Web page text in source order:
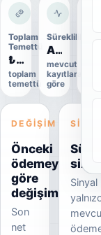
Toplam
Temettü
₺106,2 Mn
toplam
temettü
Süreklilik
Artıyor
mevcut
kayıtlara
göre
DEĞIŞIM
Önceki
ödemeye
göre
değişim
Son
net
Sinyal